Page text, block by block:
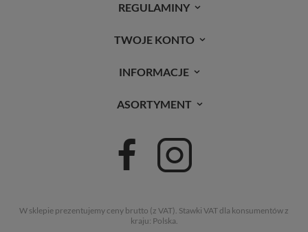
REGULAMINY
TWOJE KONTO
INFORMACJE
ASORTYMENT
W sklepie prezentujemy ceny brutto (z VAT). Stawki VAT dla konsumentów z
kraju: Polska.